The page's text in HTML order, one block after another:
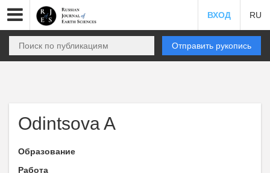
ВХОД RU
Отправить рукопись
Odintsova A
Образование
Работа